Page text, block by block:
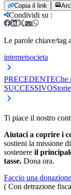
Copia il link
Condividi su :
Le parole chiave/tag
internetsocieta
PRECEDENTEChe
SUCCESSIVO
Ti piace il nostro
Aiutaci a coprire i
sostieni la missione
sostenere il
tasse. Dona ora.
Faccio una
( Con detrazione